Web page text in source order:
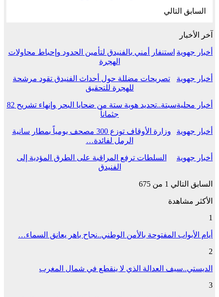
السابق التالي
آخر الأخبار
أخبار جهوية استنفار أمني بالفنيدق لتأمين الحدود وإحباط محاولات
الهجرة
أخبار جهوية
تصريحات مضللة حول أحداث الفنيدق تقود مرشحة
للهجرة للتحقيق
أخبار محلية
سبتة..تحديد هوية ستة من ضحايا البحر وإنهاء تشريح 82
جثماناً
أخبار جهوية
وزارة الأوقاف توزع 300 مصحف يومياً بمطار سانية
الرمل لفائدة…
أخبار جهوية
السلطات ترفع المراقبة على الطرق المؤدية إلى
الفنيدق
السابق التالي 1 من 675
الأكثر مشاهدة
1
أيام الأبواب المفتوحة بالأمن الوطني..نجاح باهر يعانق السماء…
2
الديستي..سيف العدالة الذي لا ينقطع في شمال المغرب
3